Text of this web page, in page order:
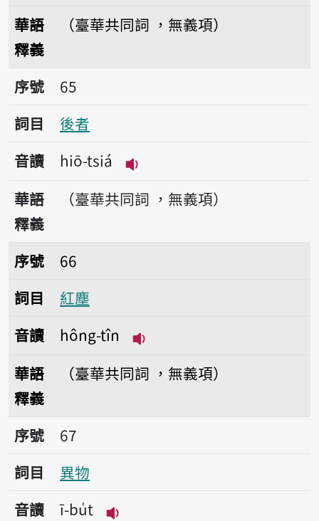
華語
釋義
（臺華共同詞 ，無義項）
序號65後者
序號
65
詞目
後者
音讀
hiō-tsiá
播放音讀hiō-tsiá
華語
釋義
（臺華共同詞 ，無義項）
序號66紅塵
序號
66
詞目
紅塵
音讀
hông-tîn
華語
釋義
（臺華共同詞 ，無義項）
序號67異物
序號
67
詞目
異物
音讀
ī-bu̍t